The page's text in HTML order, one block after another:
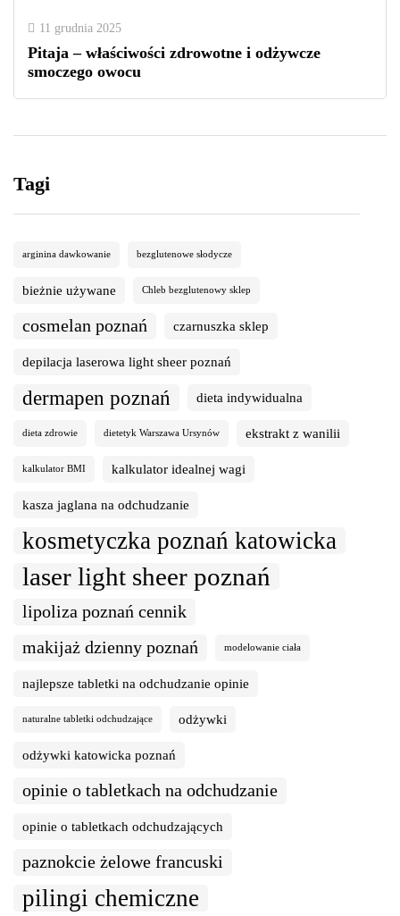
11 grudnia 2025
Pitaja – właściwości zdrowotne i odżywcze
smoczego owocu
Tagi
arginina dawkowanie bezglutenowe słodycze
bieżnie używane Chleb bezglutenowy sklep
cosmelan poznań czarnuszka sklep
depilacja laserowa light sheer poznań
dermapen poznań dieta indywidualna
dieta zdrowie dietetyk Warszawa Ursynów ekstrakt z wanilii
kalkulator BMI kalkulator idealnej wagi
kasza jaglana na odchudzanie
kosmetyczka poznań katowicka
laser light sheer poznań
lipoliza poznań cennik
makijaż dzienny poznań
modelowanie ciała
najlepsze tabletki na odchudzanie opinie
naturalne tabletki odchudzające odżywki
odżywki katowicka poznań
opinie o tabletkach na odchudzanie
opinie o tabletkach odchudzających
paznokcie żelowe francuski
pilingi chemiczne